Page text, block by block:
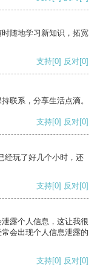
随地学习新知识，拓宽
支持[0] 反对[0]
联系，分享生活点滴。
支持[0] 反对[0]
经玩了好几个小时，还
支持[0] 反对[0]
露个人信息，这让我很
会出现个人信息泄露的
支持[0] 反对[0]